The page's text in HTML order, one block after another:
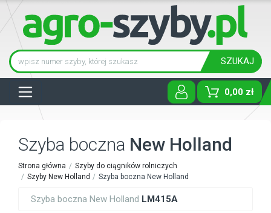
SZUKAJ
0,00 zł
Szyba boczna New Holland
Strona główna
Szyby do ciągników rolniczych
Szyby New Holland
Szyba boczna New Holland
Szyba boczna New Holland LM415A